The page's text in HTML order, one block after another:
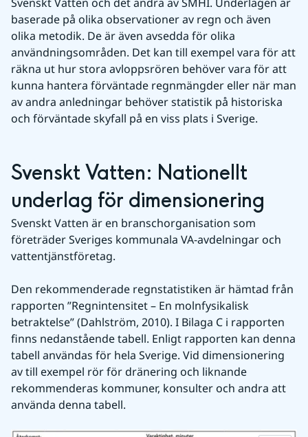
baserade på olika observationer av regn och även
olika metodik. De är även avsedda för olika
användningsområden. Det kan till exempel vara för att
räkna ut hur stora avloppsrören behöver vara för att
kunna hantera förväntade regnmängder eller när man
av andra anledningar behöver statistik på historiska
och förväntade skyfall på en viss plats i Sverige.
Svenskt Vatten: Nationellt
underlag för dimensionering
Svenskt Vatten är en branschorganisation som
företräder Sveriges kommunala VA-avdelningar och
vattentjänstföretag.
Den rekommenderade regnstatistiken är hämtad från
rapporten ”Regnintensitet – En molnfysikalisk
betraktelse” (Dahlström, 2010). I Bilaga C i rapporten
finns nedanstående tabell. Enligt rapporten kan denna
tabell användas för hela Sverige. Vid dimensionering
av till exempel rör för dränering och liknande
rekommenderas kommuner, konsulter och andra att
använda denna tabell.